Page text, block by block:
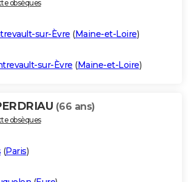
obsèques
sur-Èvre (Maine-et-Loire)
sur-Èvre (Maine-et-Loire)
(66 ans)
obsèques
(Paris)